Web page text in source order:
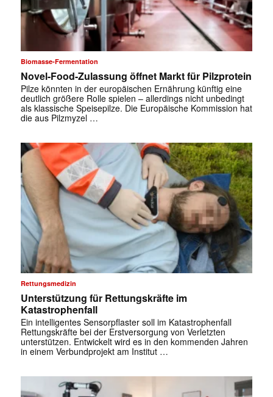
Biomasse-Fermentation
Novel-Food-Zulassung öffnet Markt für Pilzprotein
Pilze könnten in der europäischen Ernährung künftig eine
deutlich größere Rolle spielen – allerdings nicht unbedingt
als klassische Speisepilze. Die Europäische Kommission hat
die aus Pilzmyzel …
Rettungsmedizin
Unterstützung für Rettungskräfte im
Katastrophenfall
Ein intelligentes Sensorpflaster soll im Katastrophenfall
Rettungskräfte bei der Erstversorgung von Verletzten
unterstützen. Entwickelt wird es in den kommenden Jahren
in einem Verbundprojekt am Institut …